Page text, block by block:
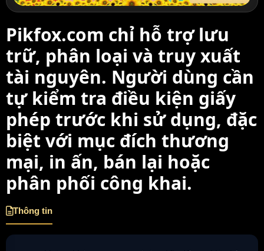
Pikfox.com chỉ hỗ trợ lưu
trữ, phân loại và truy xuất
tài nguyên. Người dùng cần
tự kiểm tra điều kiện giấy
phép trước khi sử dụng, đặc
biệt với mục đích thương
mại, in ấn, bán lại hoặc
phân phối công khai.
Thông tin